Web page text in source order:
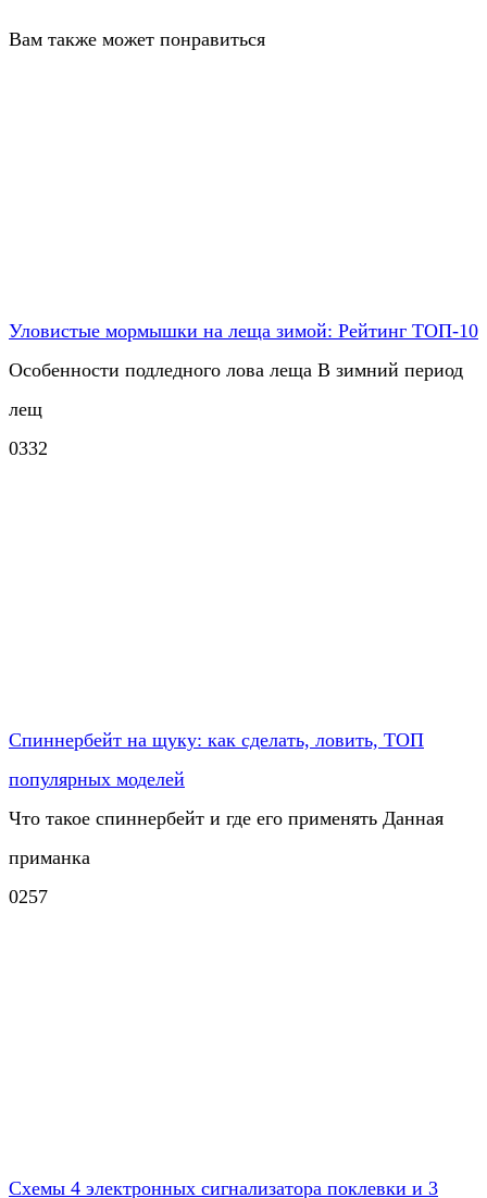
Вам также может понравиться
Уловистые мормышки на леща зимой: Рейтинг ТОП-10
Особенности подледного лова леща В зимний период
лещ
0332
Спиннербейт на щуку: как сделать, ловить, ТОП
популярных моделей
Что такое спиннербейт и где его применять Данная
приманка
0257
Схемы 4 электронных сигнализатора поклевки и 3